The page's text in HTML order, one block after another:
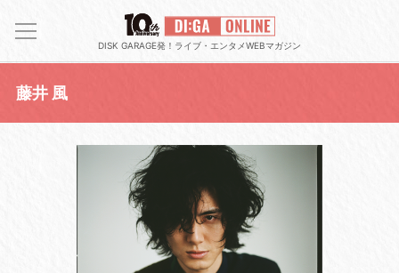
DISK GARAGE発！ライブ・エンタメWEBマガジン
藤井 風